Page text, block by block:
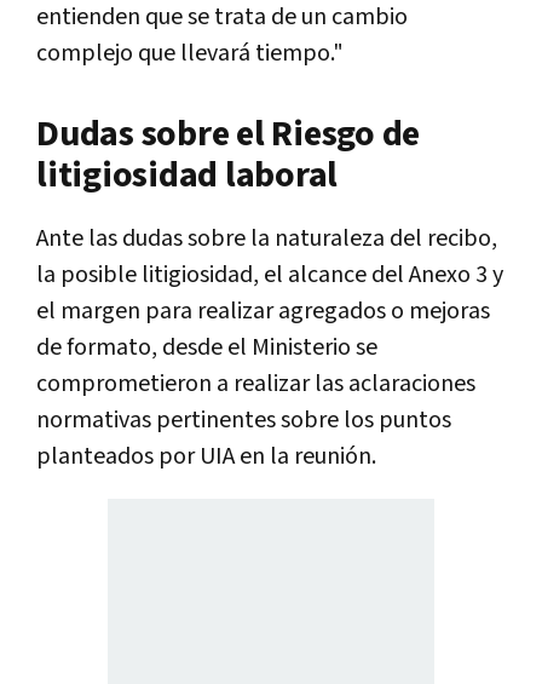
entienden que se trata de un cambio
complejo que llevará tiempo."
Dudas sobre el Riesgo de
litigiosidad laboral
Ante las dudas sobre la naturaleza del recibo,
la posible litigiosidad, el alcance del Anexo 3 y
el margen para realizar agregados o mejoras
de formato, desde el Ministerio se
comprometieron a realizar las aclaraciones
normativas pertinentes sobre los puntos
planteados por UIA en la reunión.